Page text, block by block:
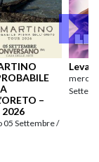
–
05 Settembre /